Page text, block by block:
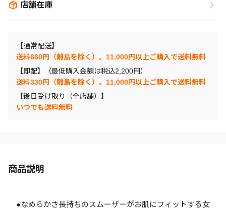
店舗在庫
【通常配送】
送料660円（離島を除く）。11,000円以上ご購入で送料無料
【即配】（最低購入金額は税込2,200円）
送料330円（離島を除く）。11,000円以上ご購入で送料無料
【後日受け取り（全店舗）】
いつでも送料無料
商品説明
●なめらかさ長持ちのスムーザーがお肌にフィットする女